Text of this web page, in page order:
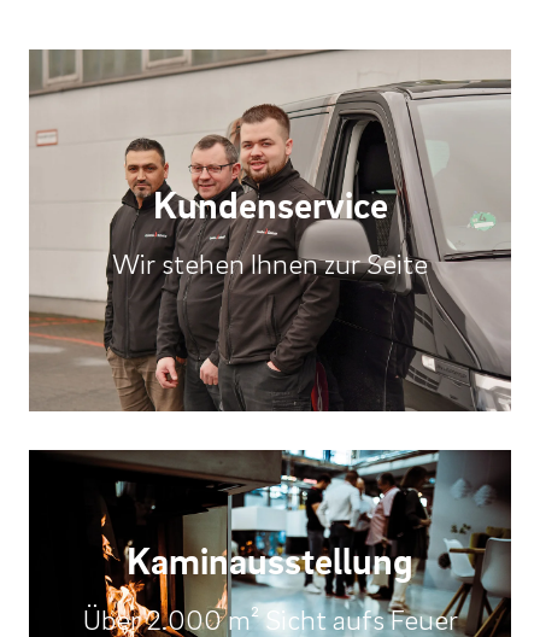
Kundenservice
Wir stehen Ihnen zur Seite
Kaminausstellung
Über 2.000 m² Sicht aufs Feuer